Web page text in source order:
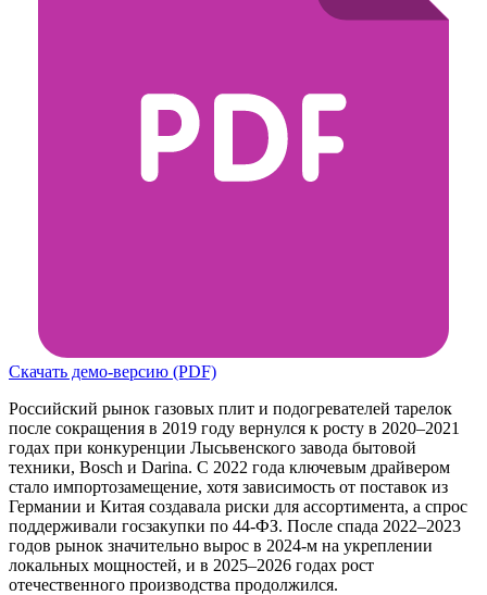
Скачать демо-версию (PDF)
Российский рынок газовых плит и подогревателей тарелок
после сокращения в 2019 году вернулся к росту в 2020–2021
годах при конкуренции Лысьвенского завода бытовой
техники, Bosch и Darina. С 2022 года ключевым драйвером
стало импортозамещение, хотя зависимость от поставок из
Германии и Китая создавала риски для ассортимента, а спрос
поддерживали госзакупки по 44-ФЗ. После спада 2022–2023
годов рынок значительно вырос в 2024-м на укреплении
локальных мощностей, и в 2025–2026 годах рост
отечественного производства продолжился.